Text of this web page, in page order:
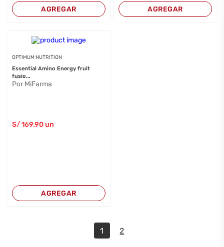
AGREGAR AGREGAR
OPTIMUM NUTRITION
Essential Amino Energy fruit
fusio...
Por MiFarma
S/169.90 un
AGREGAR
1 2